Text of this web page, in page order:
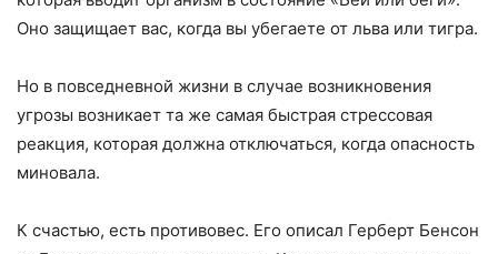
Оно защищает вас, когда вы убегаете от льва или тигра.
Но в повседневной жизни в случае возникновения
угрозы возникает та же самая быстрая стрессовая
реакция, которая должна отключаться, когда опасность
миновала.
К счастью, есть противовес. Его описал Герберт Бенсон